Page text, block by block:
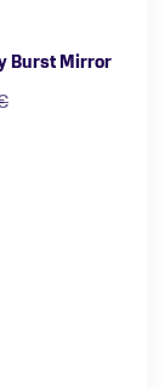
Burst Mirror